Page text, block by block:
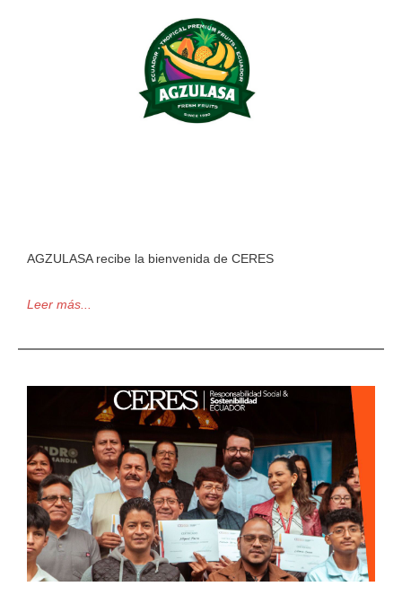
AGZULASA recibe la bienvenida de CERES
Leer más...